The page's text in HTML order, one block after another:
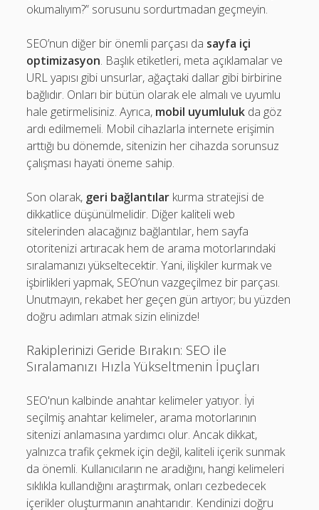
okumalıyım?” sorusunu sordurtmadan geçmeyin.
SEO’nun diğer bir önemli parçası da sayfa içi
optimizasyon. Başlık etiketleri, meta açıklamalar ve
URL yapısı gibi unsurlar, ağaçtaki dallar gibi birbirine
bağlıdır. Onları bir bütün olarak ele almalı ve uyumlu
hale getirmelisiniz. Ayrıca, mobil uyumluluk da göz
ardı edilmemeli. Mobil cihazlarla internete erişimin
arttığı bu dönemde, sitenizin her cihazda sorunsuz
çalışması hayati öneme sahip.
Son olarak, geri bağlantılar kurma stratejisi de
dikkatlice düşünülmelidir. Diğer kaliteli web
sitelerinden alacağınız bağlantılar, hem sayfa
otoritenizi artıracak hem de arama motorlarındaki
sıralamanızı yükseltecektir. Yani, ilişkiler kurmak ve
işbirlikleri yapmak, SEO’nun vazgeçilmez bir parçası.
Unutmayın, rekabet her geçen gün artıyor; bu yüzden
doğru adımları atmak sizin elinizde!
Rakiplerinizi Geride Bırakın: SEO ile
Sıralamanızı Hızla Yükseltmenin İpuçları
SEO'nun kalbinde anahtar kelimeler yatıyor. İyi
seçilmiş anahtar kelimeler, arama motorlarının
sitenizi anlamasına yardımcı olur. Ancak dikkat,
yalnızca trafik çekmek için değil, kaliteli içerik sunmak
da önemli. Kullanıcıların ne aradığını, hangi kelimeleri
sıklıkla kullandığını araştırmak, onları cezbedecek
içerikler oluşturmanın anahtarıdır. Kendinizi doğru